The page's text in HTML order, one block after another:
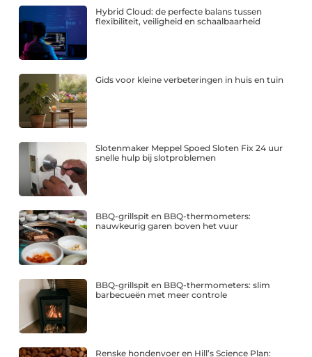
Hybrid Cloud: de perfecte balans tussen
flexibiliteit, veiligheid en schaalbaarheid
Gids voor kleine verbeteringen in huis en tuin
Slotenmaker Meppel Spoed Sloten Fix 24 uur
snelle hulp bij slotproblemen
BBQ-grillspit en BBQ-thermometers:
nauwkeurig garen boven het vuur
BBQ-grillspit en BBQ-thermometers: slim
barbecueën met meer controle
Renske hondenvoer en Hill’s Science Plan: